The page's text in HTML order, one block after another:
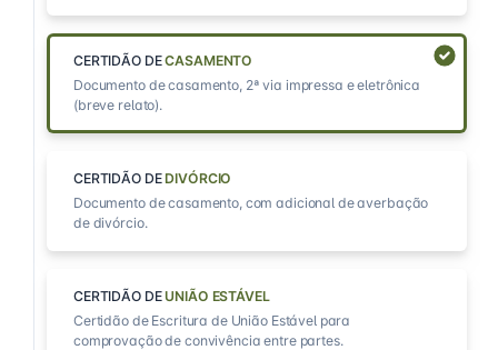
CERTIDÃO DECASAMENTO
Documento de casamento, 2ª via impressa e eletrônica
(breve relato).
CERTIDÃO DEDIVÓRCIO
Documento de casamento, com adicional de averbação
de divórcio.
CERTIDÃO DEUNIÃO ESTÁVEL
Certidão de Escritura de União Estável para
comprovação de convivência entre partes.